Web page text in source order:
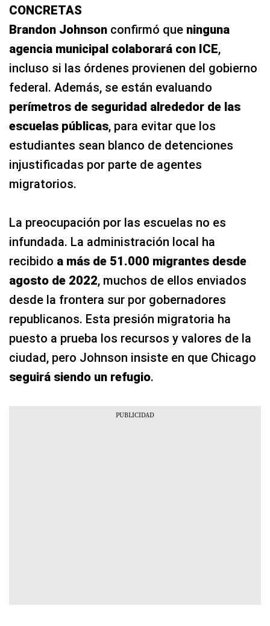
CONCRETAS
Brandon Johnson confirmó que ninguna
agencia municipal colaborará con ICE,
incluso si las órdenes provienen del gobierno
federal. Además, se están evaluando
perímetros de seguridad alrededor de las
escuelas públicas, para evitar que los
estudiantes sean blanco de detenciones
injustificadas por parte de agentes
migratorios.
La preocupación por las escuelas no es
infundada. La administración local ha
recibido a más de 51.000 migrantes desde
agosto de 2022, muchos de ellos enviados
desde la frontera sur por gobernadores
republicanos. Esta presión migratoria ha
puesto a prueba los recursos y valores de la
ciudad, pero Johnson insiste en que Chicago
seguirá siendo un refugio.